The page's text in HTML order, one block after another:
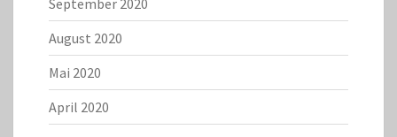
September 2020
August 2020
Mai 2020
April 2020